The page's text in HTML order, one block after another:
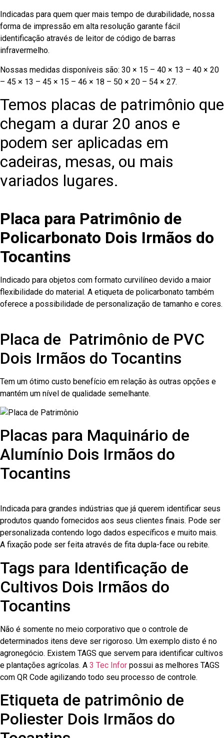
Indicadas para quem quer mais tempo de durabilidade, nossa
forma de impressão em alta resolução garante fácil
identificação através de leitor de código de barras
infravermelho.
Nossas medidas disponíveis são: 30 × 15 – 40 × 13 – 40 × 20
– 45 × 13 – 45 × 15 – 46 × 18 – 50 × 20 – 54 × 27.
Temos placas de patrimônio que
chegam a durar 20 anos e
podem ser aplicadas em
cadeiras, mesas, ou mais
variados lugares.
Placa para Patrimônio de
Policarbonato Dois Irmãos do
Tocantins
Indicado para objetos com formato curvilíneo devido a maior
flexibilidade do material. A etiqueta de policarbonato também
oferece a possibilidade de personalização de tamanho e cores.
Placa de Patrimônio de PVC
Dois Irmãos do Tocantins
Tem um ótimo custo benefício em relação às outras opções e
mantém um nível de qualidade semelhante.
Placas para Maquinário de
Alumínio Dois Irmãos do
Tocantins
Indicada para grandes indústrias que já querem identificar seus
produtos quando fornecidos aos seus clientes finais. Pode ser
personalizada contendo logo dados específicos e muito mais.
A fixação pode ser feita através de fita dupla-face ou rebite.
Tags para Identificação de
Cultivos Dois Irmãos do
Tocantins
Não é somente no meio corporativo que o controle de
determinados itens deve ser rigoroso. Um exemplo disto é no
agronegócio. Existem TAGS que servem para identificar cultivos
e plantações agrícolas. A 3 Tec Infor possui as melhores TAGS
com QR Code agilizando todo seu processo de controle.
Etiqueta de patrimônio de
Poliester Dois Irmãos do